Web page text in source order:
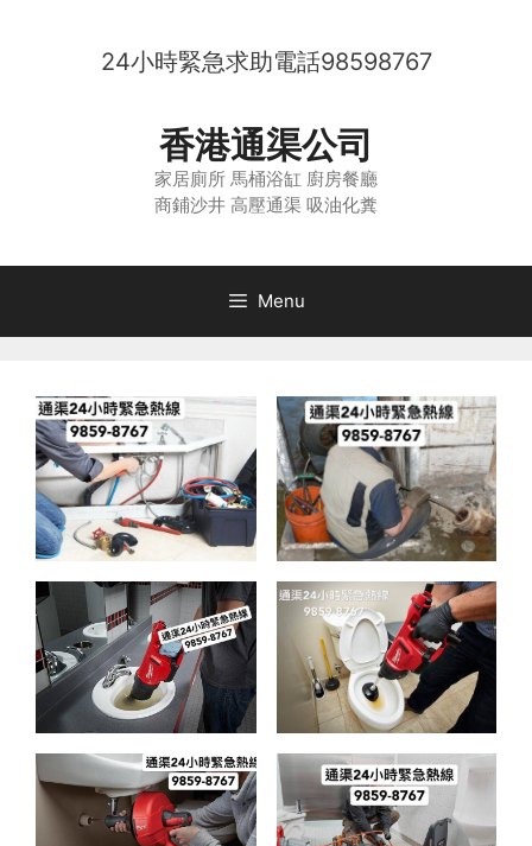
24小時緊急求助電話98598767
香港通渠公司
家居廁所 馬桶浴缸 廚房餐廳
商鋪沙井 高壓通渠 吸油化糞
Menu